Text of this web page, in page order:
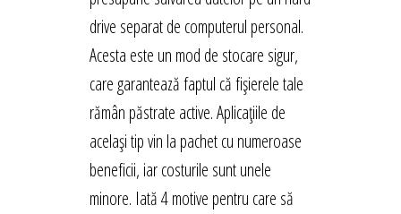
drive separat de computerul personal.
Acesta este un mod de stocare sigur,
care garantează faptul că fișierele tale
rămân păstrate active. Aplicațiile de
același tip vin la pachet cu numeroase
beneficii, iar costurile sunt unele
minore. Iată 4 motive pentru care să